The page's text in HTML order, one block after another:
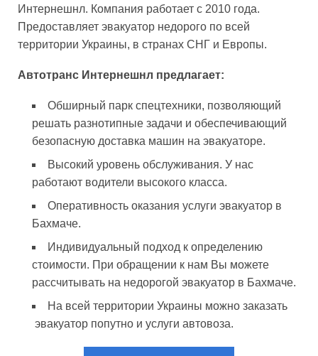
Интернешнл. Компания работает с 2010 года.
Предоставляет эвакуатор недорого по всей
территории Украины, в странах СНГ и Европы.
Автотранс Интернешнл предлагает:
Обширный парк спецтехники, позволяющий
решать разнотипные задачи и обеспечивающий
безопасную доставка машин на эвакуаторе.
Высокий уровень обслуживания. У нас
работают водители высокого класса.
Оперативность оказания услуги эвакуатор в
Бахмаче.
Индивидуальный подход к определению
стоимости. При обращении к нам Вы можете
рассчитывать на недорогой эвакуатор в Бахмаче.
На всей территории Украины можно заказать
эвакуатор попутно и услуги автовоза.